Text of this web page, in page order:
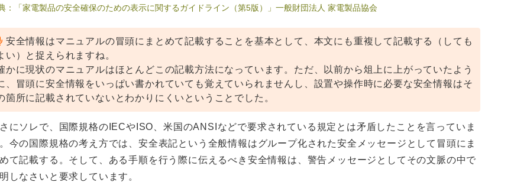
：「家電製品の安全確保のための表示に関するガイドライン（第5版）」一般財団法人 家電製品協会
安全情報はマニュアルの冒頭にまとめて記載することを基本として、本文にも重複して記載する（しても
い）と捉えられますね。
かに現状のマニュアルはほとんどこの記載方法になっています。ただ、以前から俎上に上がっていたよう
、冒頭に安全情報をいっぱい書かれていても覚えていられませんし、設置や操作時に必要な安全情報はそ
箇所に記載されていないとわかりにくいということでした。
にソレで、国際規格のIECやISO、米国のANSIなどで要求されている規定とは矛盾したことを言っていま
今の国際規格の考え方では、安全表記という全般情報はグループ化された安全メッセージとして冒頭にま
て記載する。そして、ある手順を行う際に伝えるべき安全情報は、警告メッセージとしてその文脈の中で
しなさいと要求しています。